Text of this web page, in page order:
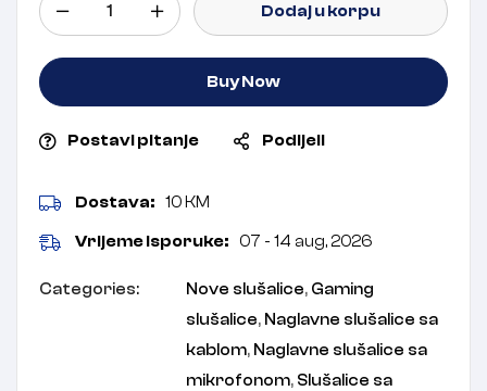
Dodaj u korpu
Buy Now
Postavi pitanje Podijeli
Dostava: 10 KM
Vrijeme isporuke: 07 - 14 aug, 2026
Categories: Nove slušalice, Gaming
slušalice, Naglavne slušalice sa
kablom, Naglavne slušalice sa
mikrofonom, Slušalice sa